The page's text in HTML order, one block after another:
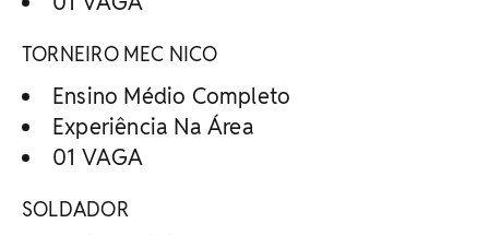
TORNEIRO MEC NICO
Ensino Médio Completo
Experiência Na Área
01 VAGA
SOLDADOR